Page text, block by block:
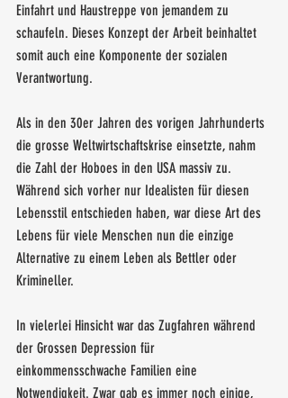
Einfahrt und Haustreppe von jemandem zu
schaufeln. Dieses Konzept der Arbeit beinhaltet
somit auch eine Komponente der sozialen
Verantwortung.
Als in den 30er Jahren des vorigen Jahrhunderts
die grosse Weltwirtschaftskrise einsetzte, nahm
die Zahl der Hoboes in den USA massiv zu.
Während sich vorher nur Idealisten für diesen
Lebensstil entschieden haben, war diese Art des
Lebens für viele Menschen nun die einzige
Alternative zu einem Leben als Bettler oder
Krimineller.
In vielerlei Hinsicht war das Zugfahren während
der Grossen Depression für
einkommensschwache Familien eine
Notwendigkeit. Zwar gab es immer noch einige,